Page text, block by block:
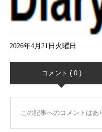
2026年4月21日火曜日
コメント ( 0 )
この記事へのコメントはあ